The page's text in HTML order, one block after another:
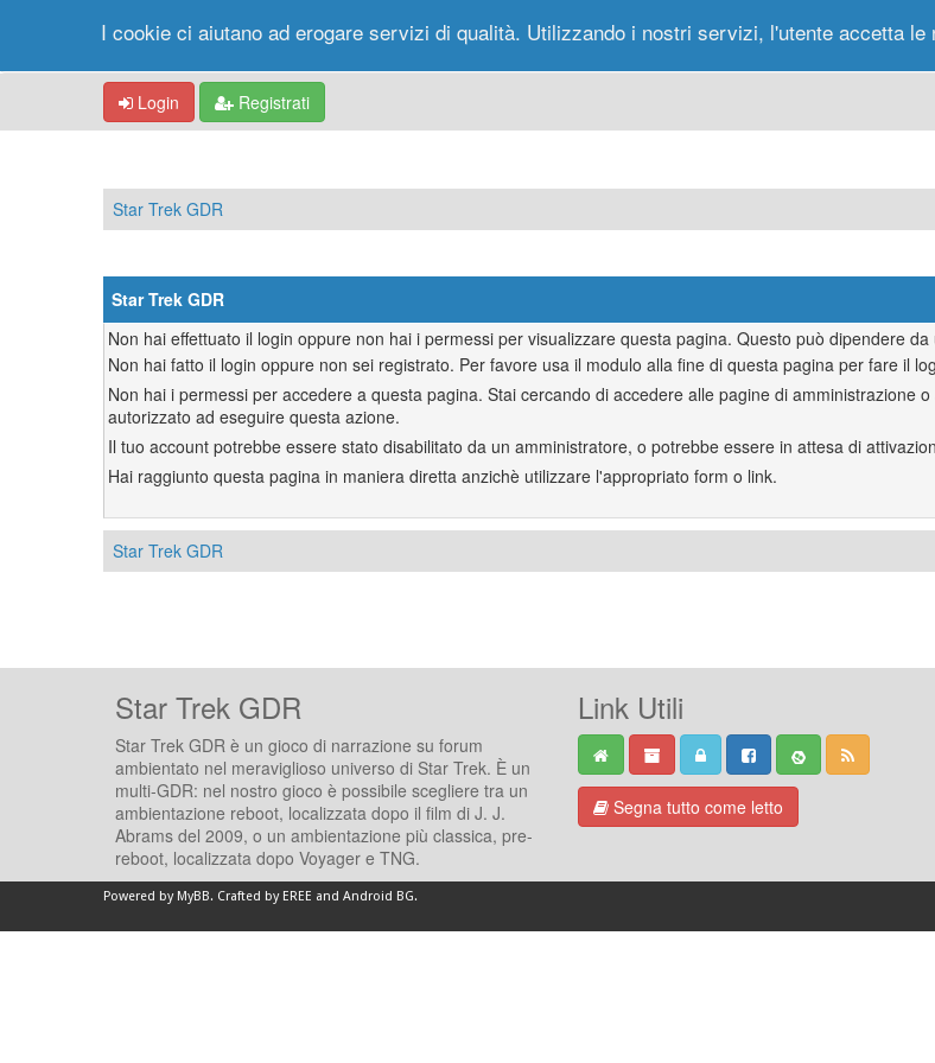
Portale Forum Nuovi
Login Registrati
Star Trek GDR
Star Trek GDR
Non hai effettuato il login oppure non hai i permessi per visualizzare questa pagina. Questo può dipendere
Non hai fatto il login oppure non sei registrato. Per favore usa il modulo alla fine di questa pagina per fare il
Non hai i permessi per accedere a questa pagina. Stai cercando di accedere alle pagine di amministrazione
autorizzato ad eseguire questa azione.
Il tuo account potrebbe essere stato disabilitato da un amministratore, o potrebbe essere in attesa di
Hai raggiunto questa pagina in maniera diretta anzichè utilizzare l'appropriato form o link.
Star Trek GDR
Star Trek GDR
Star Trek GDR è un gioco di narrazione su forum
ambientato nel meraviglioso universo di Star Trek. È un
multi-GDR: nel nostro gioco è possibile scegliere tra un
ambientazione reboot, localizzata dopo il film di J. J.
Abrams del 2009, o un ambientazione più classica, pre-
reboot, localizzata dopo Voyager e TNG.
Link Utili
Segna tutto come letto
Powered by MyBB. Crafted by EREE and Android BG.
I cookie ci aiutano ad erogare servizi di qualità. Utilizzando i nostri servizi, l'utente accetta le